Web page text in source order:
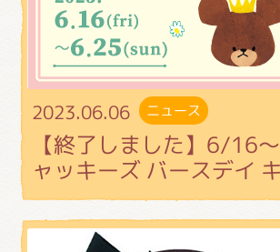
2023.06.06 ニュース
【終了しました】6/16
ャッキーズ バースデイ